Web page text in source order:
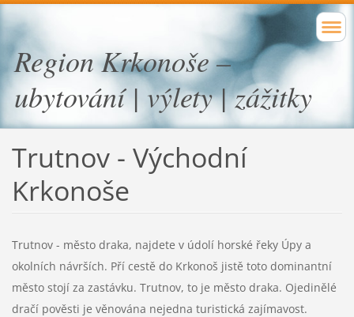
Region Krkonoše –
ubytování | výlety | zážitky
Trutnov - Východní
Krkonoše
Trutnov - město draka, najdete v údolí horské řeky Úpy a
okolních návrších. Pří cestě do Krkonoš jistě toto dominantní
město stojí za zastávku. Trutnov, to je město draka. Ojedinělé
dračí pověsti je věnována nejedna turistická zajímavost.